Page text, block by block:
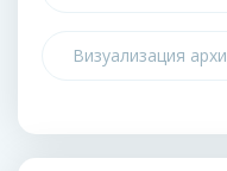
Визуализация